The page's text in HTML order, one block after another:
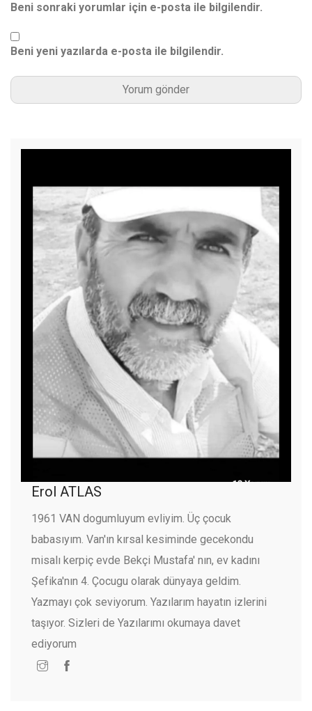
Beni sonraki yorumlar için e-posta ile bilgilendir.
Beni yeni yazılarda e-posta ile bilgilendir.
Erol ATLAS
1961 VAN dogumluyum evliyim. Üç çocuk
babasıyım. Van'ın kırsal kesiminde gecekondu
misalı kerpiç evde Bekçi Mustafa' nın, ev kadını
Şefika'nın 4. Çocugu olarak dünyaya geldim.
Yazmayı çok seviyorum. Yazılarım hayatın izlerini
taşıyor. Sizleri de Yazılarımı okumaya davet
ediyorum